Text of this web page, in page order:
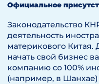
Официальное
Законодательство
деятельность
материкового Китая.
начать свой бизнес
компанию со 100%
(например, в Шанхае)